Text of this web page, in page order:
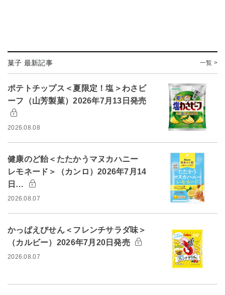
菓子 最新記事 一覧 >
ポテトチップス＜夏限定！塩＞わさビ
ーフ（山芳製菓）2026年7月13日発売
2026.08.08
健康のど飴＜たたかうマヌカハニー
レモネード＞（カンロ）2026年7月14
日…
2026.08.07
かっぱえびせん＜フレンチサラダ味＞
（カルビー）2026年7月20日発売
2026.08.07